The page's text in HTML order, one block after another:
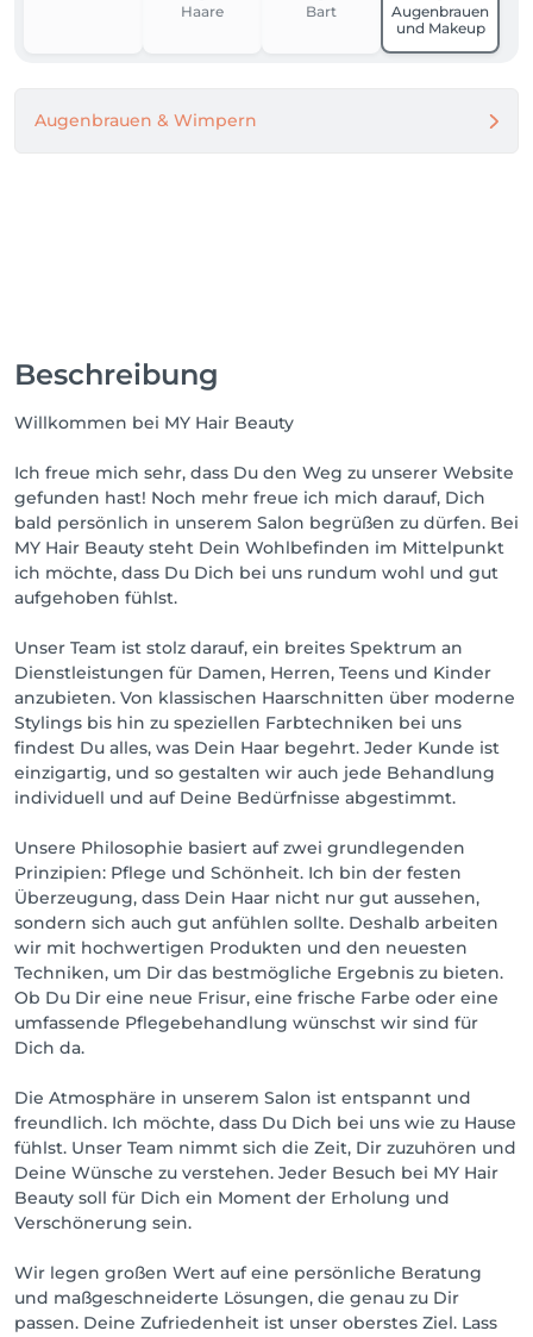
Haare Bart
Augenbrauen
und Makeup
Augenbrauen & Wimpern
Beschreibung
Willkommen bei MY Hair Beauty
Ich freue mich sehr, dass Du den Weg zu unserer Website
gefunden hast! Noch mehr freue ich mich darauf, Dich
bald persönlich in unserem Salon begrüßen zu dürfen. Bei
MY Hair Beauty steht Dein Wohlbefinden im Mittelpunkt
ich möchte, dass Du Dich bei uns rundum wohl und gut
aufgehoben fühlst.
Unser Team ist stolz darauf, ein breites Spektrum an
Dienstleistungen für Damen, Herren, Teens und Kinder
anzubieten. Von klassischen Haarschnitten über moderne
Stylings bis hin zu speziellen Farbtechniken bei uns
findest Du alles, was Dein Haar begehrt. Jeder Kunde ist
einzigartig, und so gestalten wir auch jede Behandlung
individuell und auf Deine Bedürfnisse abgestimmt.
Unsere Philosophie basiert auf zwei grundlegenden
Prinzipien: Pflege und Schönheit. Ich bin der festen
Überzeugung, dass Dein Haar nicht nur gut aussehen,
sondern sich auch gut anfühlen sollte. Deshalb arbeiten
wir mit hochwertigen Produkten und den neuesten
Techniken, um Dir das bestmögliche Ergebnis zu bieten.
Ob Du Dir eine neue Frisur, eine frische Farbe oder eine
umfassende Pflegebehandlung wünschst wir sind für
Dich da.
Die Atmosphäre in unserem Salon ist entspannt und
freundlich. Ich möchte, dass Du Dich bei uns wie zu Hause
fühlst. Unser Team nimmt sich die Zeit, Dir zuzuhören und
Deine Wünsche zu verstehen. Jeder Besuch bei MY Hair
Beauty soll für Dich ein Moment der Erholung und
Verschönerung sein.
Wir legen großen Wert auf eine persönliche Beratung
und maßgeschneiderte Lösungen, die genau zu Dir
passen. Deine Zufriedenheit ist unser oberstes Ziel. Lass